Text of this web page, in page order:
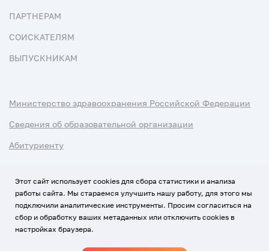
ПАРТНЕРАМ
СОИСКАТЕЛЯМ
ВЫПУСКНИКАМ
Министерство здравоохранения Российской Федерации
Сведения об образовательной организации
Абитуриенту
Использование Cookies
Политика обработки персональных данных
Этот сайт использует cookies для сбора статистики и анализа
работы сайта. Мы стараемся улучшить нашу работу, для этого мы
подключили аналитические инструменты. Просим согласиться на
сбор и обработку ваших метаданных или отключить cookies в
настройках браузера.